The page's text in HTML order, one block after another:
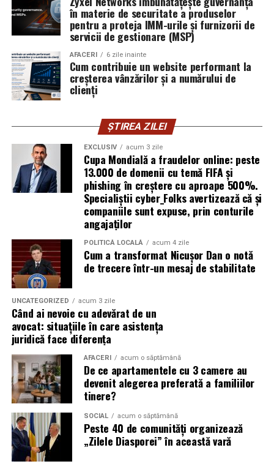
introducă parola pe o pagină clonată. În acel moment,
vigilența utilizatorului rămâne prima linie de apărare”,
explică Horațiu Șimon, Chief Technology Officer
cyber_Folks România.
Subiectul a fost semnalat și de FBI, care a inclus în
informările din ultima lună amenințările asociate
operațiuni de dezinformare.
Avertismentele publice s-au concentrat în principal
asupra fanilor și infrastructurii orașelor gazdă, însă
specialiștii atrag atenția că firmele pot fi afectate
inclusiv atunci când nu au nicio legătură directă cu
industria sportului, turismului sau vânzarea de bilete.
Atacurile sunt mai eficiente în contextul
evenimentelor globale
Campaniile de phishing asociate evenimentelor
importante profită de interesul public ridicat, de
presiunea timpului și de teama utilizatorilor că ar putea
pierde o ofertă sau o oportunitate. Mesajele care anunță
ultimele bilete disponibile, acces limitat la o transmisie
sau câștigarea unui premiu pot determina utilizatorii să
reacționeze înainte de a verifica sursa.
Turneul se încheie pe 19 iulie, iar specialiștii anticipează
o intensificare a activității frauduloase în perioada
finalei. Printre cele mai utilizate pretexte se numără
transmisiunile pirat, biletele revândute, pariurile,
tombolele, concursurile și falsele oferte de călătorie.
în materie de securitate a produselor
pentru a proteja IMM-urile și furnizorii de
servicii de gestionare (MSP)
AFACERI 6 zile inainte
Cum contribuie un website performant la
creșterea vânzărilor și a numărului de
clienți
ȘTIREA ZILEI
EXCLUSIV acum 3 zile
Cupa Mondială a fraudelor online: peste
13.000 de domenii cu temă FIFA și
phishing în creștere cu aproape 500%.
Specialiștii cyber_Folks avertizează că și
companiile sunt expuse, prin conturile
angajaților
POLITICĂ LOCALĂ acum 4 zile
Cum a transformat Nicușor Dan o notă
de trecere într-un mesaj de stabilitate
UNCATEGORIZED acum 3 zile
Când ai nevoie cu adevărat de un
avocat: situațiile în care asistența
juridică face diferența
AFACERI acum o săptămână
De ce apartamentele cu 3 camere au
devenit alegerea preferată a familiilor
tinere?
SOCIAL acum o săptămână
Peste 40 de comunități organizează
„Zilele Diasporei” în această vară